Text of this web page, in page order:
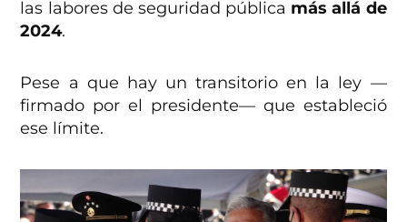
las labores de seguridad pública más allá de
2024.
Pese a que hay un transitorio en la ley —
firmado por el presidente— que estableció
ese límite.